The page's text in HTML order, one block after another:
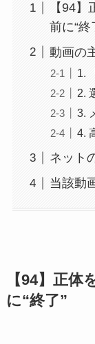
【94
前に“終
動画の
1.
2.
3.
4.
ネット
当該動
【94】正体
に“終了”